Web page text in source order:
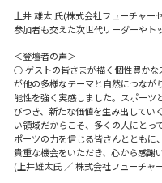
上井 雄太 氏(株式会社フューチャー
参加者も交えた次世代リーダーやト
＜登壇者の声＞
○ ゲストの皆さまが描く個性豊かな
が他の多様なテーマと自然につなが
能性を強く実感しました。スポーツ
びつき、新たな価値を生み出してい
い領域だからこそ、多くの人にとっ
ポーツの力を信じる皆さんとともに
貴重な機会をいただき、心から感謝
(上井雄太氏 ／ 株式会社フューチャ